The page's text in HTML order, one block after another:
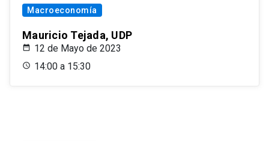
Macroeconomía
Mauricio Tejada, UDP
12 de Mayo de 2023
14:00 a 15:30